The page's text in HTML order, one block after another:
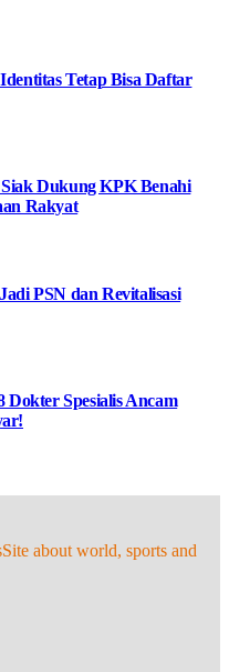
Tetap Bisa Daftar
Dukung KPK Benahi
Rakyat
PSN dan Revitalisasi
Dokter Spesialis Ancam
about world, sports and